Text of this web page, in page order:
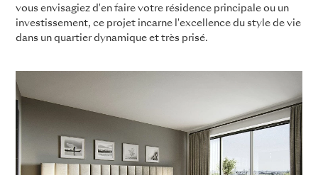
vous envisagiez d'en faire votre résidence principale ou un
investissement, ce projet incarne l'excellence du style de vie
dans un quartier dynamique et très prisé.